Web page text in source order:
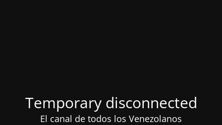
Temporary disconnected
El canal de todos los Venezolanos